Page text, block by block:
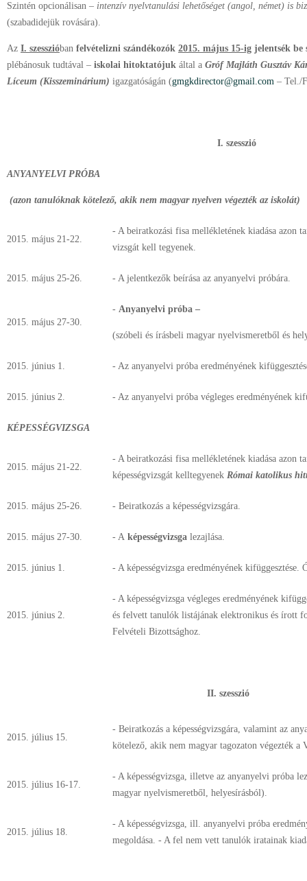
Szintén opcionálisan – intenzív nyelvtanulási lehetőséget (angol, német) is
(szabadidejük rovására).
Az I. szesszióban felvételizni szándékozók 2015. május 15-ig jelentsék be
plébánosuk tudtával – iskolai hitoktatójuk által a Gróf Majláth Gusztáv
Líceum (Kisszeminárium) igazgatóságán (gmgkdirector@gmail.com – Tel./
I. szesszió
ANYANYELVI PRÓBA
(azon tanulóknak kötelező, akik nem magyar nyelven végezték az iskolát)
2015. május 21-22.
- A beiratkozási fisa mellékletének kiadása azon
vizsgát kell tegyenek.
2015. május 25-26. - A jelentkezők beírása az anyanyelvi próbára.
2015. május 27-30.
- Anyanyelvi próba –
(szóbeli és írásbeli magyar nyelvismeretből és
2015. június 1. - Az anyanyelvi próba eredményének
2015. június 2. - Az anyanyelvi próba végleges eredményének
KÉPESSÉGVIZSGA
2015. május 21-22.
- A beiratkozási fisa mellékletének kiadása azon
képességvizsgát kelltegyenek Római katolikus
2015. május 25-26. - Beiratkozás a képességvizsgára.
2015. május 27-30. - A képességvizsga lezajlása.
2015. június 1. - A képességvizsga eredményének kifüggesztése.
2015. június 2.
- A képességvizsga végleges eredményének
és felvett tanulók listájának elektronikus és írott
Felvételi Bizottsághoz.
II. szesszió
2015. július 15.
- Beiratkozás a képességvizsgára, valamint az
kötelező, akik nem magyar tagozaton végezték
2015. július 16-17.
- A képességvizsga, illetve az anyanyelvi próba
magyar nyelvismeretből, helyesírásból).
2015. július 18.
- A képességvizsga, ill. anyanyelvi próba
megoldása. - A fel nem vett tanulók iratainak